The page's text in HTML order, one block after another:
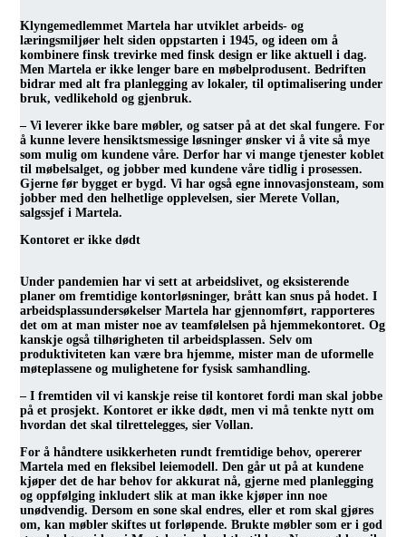
Klyngemedlemmet Martela har utviklet arbeids- og
læringsmiljøer helt siden oppstarten i 1945, og ideen om å
kombinere finsk trevirke med finsk design er like aktuell i dag.
Men Martela er ikke lenger bare en møbelprodusent. Bedriften
bidrar med alt fra planlegging av lokaler, til optimalisering under
bruk, vedlikehold og gjenbruk.
– Vi leverer ikke bare møbler, og satser på at det skal fungere. For
å kunne levere hensiktsmessige løsninger ønsker vi å vite så mye
som mulig om kundene våre. Derfor har vi mange tjenester koblet
til møbelsalget, og jobber med kundene våre tidlig i prosessen.
Gjerne før bygget er bygd. Vi har også egne innovasjonsteam, som
jobber med den helhetlige opplevelsen, sier Merete Vollan,
salgssjef i Martela.
Kontoret er ikke dødt
Under pandemien har vi sett at arbeidslivet, og eksisterende
planer om fremtidige kontorløsninger, brått kan snus på hodet. I
arbeidsplassundersøkelser Martela har gjennomført, rapporteres
det om at man mister noe av teamfølelsen på hjemmekontoret. Og
kanskje også tilhørigheten til arbeidsplassen. Selv om
produktiviteten kan være bra hjemme, mister man de uformelle
møteplassene og mulighetene for fysisk samhandling.
– I fremtiden vil vi kanskje reise til kontoret fordi man skal jobbe
på et prosjekt. Kontoret er ikke dødt, men vi må tenkte nytt om
hvordan det skal tilrettelegges, sier Vollan.
For å håndtere usikkerheten rundt fremtidige behov, opererer
Martela med en fleksibel leiemodell. Den går ut på at kundene
kjøper det de har behov for akkurat nå, gjerne med planlegging
og oppfølging inkludert slik at man ikke kjøper inn noe
unødvendig. Dersom en sone skal endres, eller et rom skal gjøres
om, kan møbler skiftes ut forløpende. Brukte møbler som er i god